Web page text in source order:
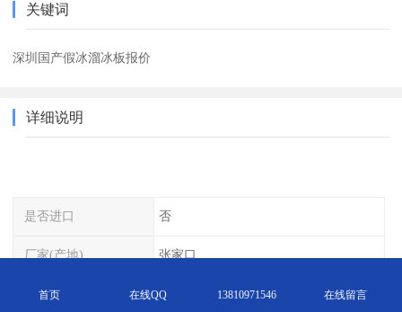
关键词
深圳国产假冰溜冰板报价
详细说明
是否进口 否
厂家(产地) 张家口
类型 标准料
首页 在线QQ 13810971546 在线留言